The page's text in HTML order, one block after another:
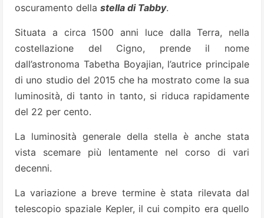
oscuramento della stella di Tabby.
Situata a circa 1500 anni luce dalla Terra, nella
costellazione del Cigno, prende il nome
dall’astronoma Tabetha Boyajian, l’autrice principale
di uno studio del 2015 che ha mostrato come la sua
luminosità, di tanto in tanto, si riduca rapidamente
del 22 per cento.
La luminosità generale della stella è anche stata
vista scemare più lentamente nel corso di vari
decenni.
La variazione a breve termine è stata rilevata dal
telescopio spaziale Kepler, il cui compito era quello